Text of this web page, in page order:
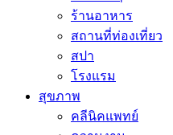
ร้านอาหาร
สถานที่ท่องเที่ยว
สปา
โรงแรม
สุขภาพ
คลีนิคแพทย์